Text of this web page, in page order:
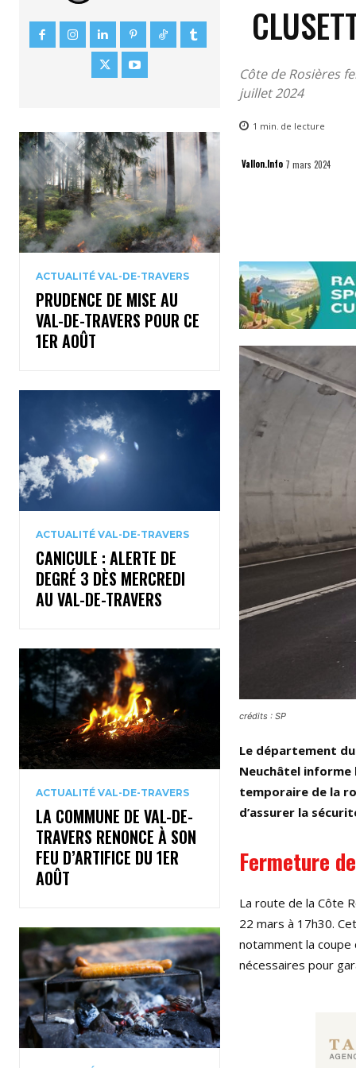
ACTUALITÉ VAL-DE-TRAVERS
PRUDENCE DE MISE AU
VAL-DE-TRAVERS POUR CE
1ER AOÛT
ACTUALITÉ VAL-DE-TRAVERS
CANICULE : ALERTE DE
DEGRÉ 3 DÈS MERCREDI
AU VAL-DE-TRAVERS
ACTUALITÉ VAL-DE-TRAVERS
LA COMMUNE DE VAL-DE-
TRAVERS RENONCE À SON
FEU D’ARTIFICE DU 1ER
AOÛT
Côte de Rosières
juillet 2024
1 min. de lecture
Vallon.Info 7 mars 2024
crédits : SP
Le département
Neuchâtel
temporaire de la
d’assurer la
Fermeture
La route de la Côte
22 mars à 17h30.
notamment la
nécessaires pour